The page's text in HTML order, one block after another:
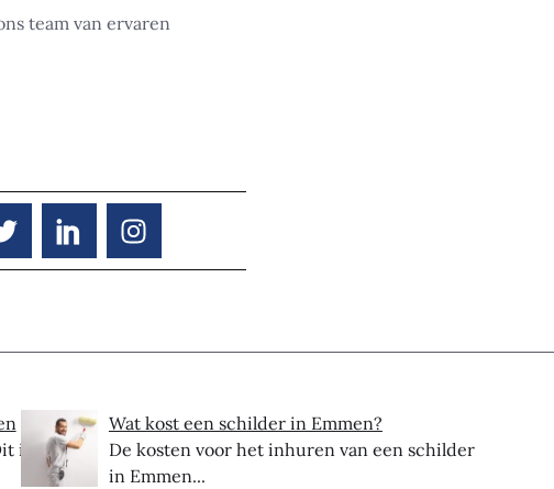
team van ervaren
is
Wat kost een schilder in Emmen?
De kosten voor het inhuren van een schilder
in Emmen...